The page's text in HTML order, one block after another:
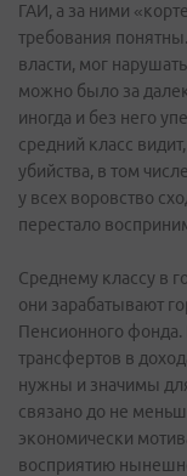
ГАИ, а за ними
требования
власти, мог
можно было за
иногда и без него
средний класс
убийства, в том
у всех воровство
перестало
Среднему классу в
они зарабатывают
Пенсионного фонда.
трансфертов в
нужны и значимы
связано до не
экономически
восприятию